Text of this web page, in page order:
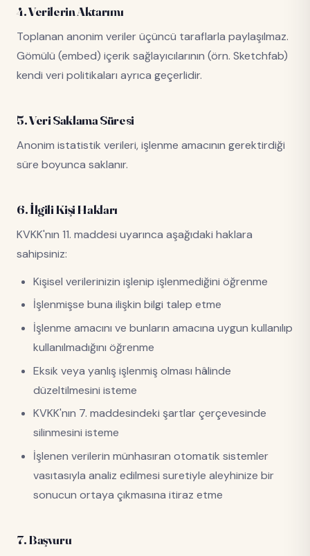
4. Verilerin Aktarımı
Toplanan anonim veriler üçüncü taraflarla paylaşılmaz.
Gömülü (embed) içerik sağlayıcılarının (örn. Sketchfab)
kendi veri politikaları ayrıca geçerlidir.
5. Veri Saklama Süresi
Anonim istatistik verileri, işlenme amacının gerektirdiği
süre boyunca saklanır.
6. İlgili Kişi Hakları
KVKK'nın 11. maddesi uyarınca aşağıdaki haklara
sahipsiniz:
Kişisel verilerinizin işlenip işlenmediğini öğrenme
İşlenmişse buna ilişkin bilgi talep etme
İşlenme amacını ve bunların amacına uygun kullanılıp
kullanılmadığını öğrenme
Eksik veya yanlış işlenmiş olması hâlinde
düzeltilmesini isteme
KVKK'nın 7. maddesindeki şartlar çerçevesinde
silinmesini isteme
İşlenen verilerin münhasıran otomatik sistemler
vasıtasıyla analiz edilmesi suretiyle aleyhinize bir
sonucun ortaya çıkmasına itiraz etme
7. Başvuru